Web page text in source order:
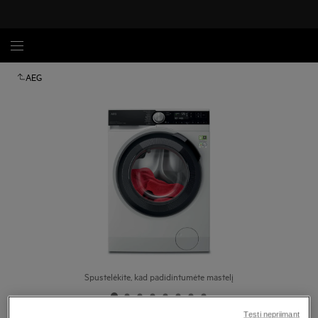
AEG
Spustelėkite, kad padidintumėte mastelį
Tęsti nepriimant